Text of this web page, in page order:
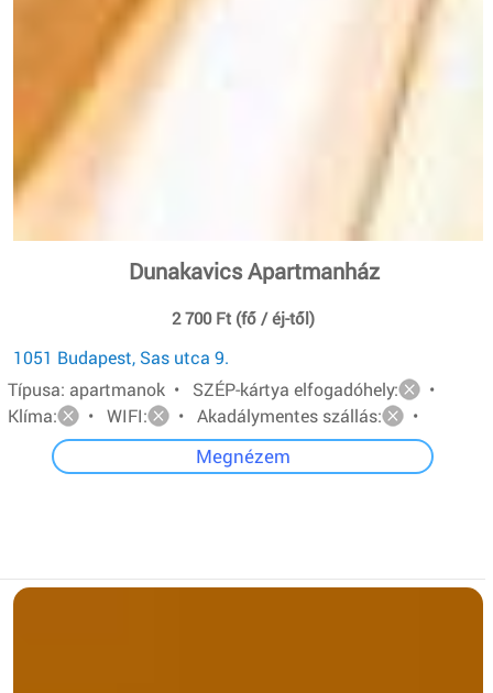
Dunakavics Apartmanház
2 700 Ft (fő / éj-től)
1051 Budapest, Sas utca 9.
Típusa: apartmanok • SZÉP-kártya elfogadóhely:
•
Klíma:
• WIFI: • Akadálymentes szállás: •
Megnézem